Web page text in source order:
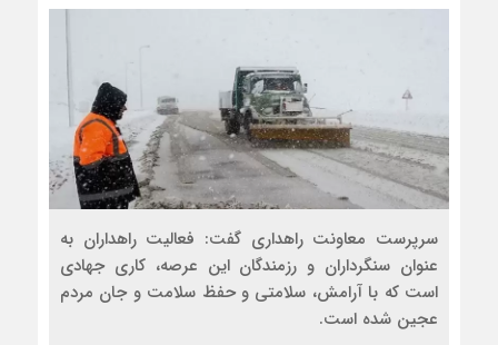
سرپرست معاونت راهداری گفت: فعالیت راهداران به
عنوان سنگرداران و رزمندگان این عرصه، کاری جهادی
است که با آرامش، سلامتی و حفظ سلامت و جان مردم
عجین شده است.